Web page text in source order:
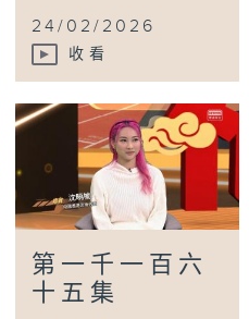
24/02/2026
收看
第一千一百六
十五集